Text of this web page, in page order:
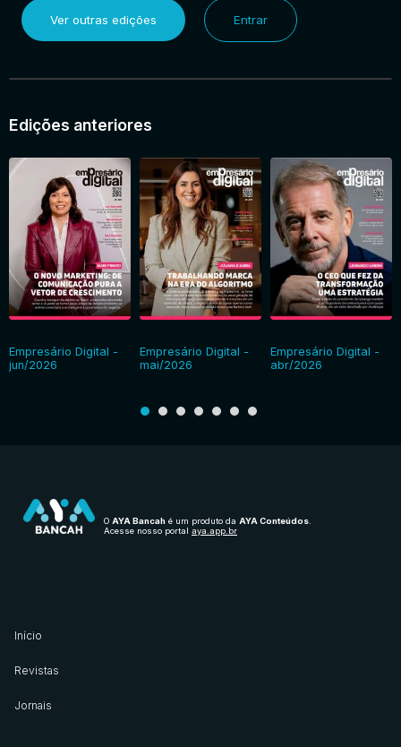
Ver outras edições Entrar
Edições anteriores
Empresário Digital -
jun/2026
Empresário Digital -
mai/2026
Empresário Digital -
abr/2026
O AYA Bancah é um produto da AYA Conteúdos
Acesse nosso portal aya.app.br
Início
Revistas
Jornais